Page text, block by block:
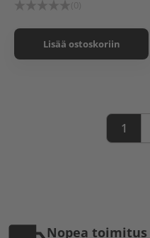
Lisää ostoskoriin
1
Nopea toimitus